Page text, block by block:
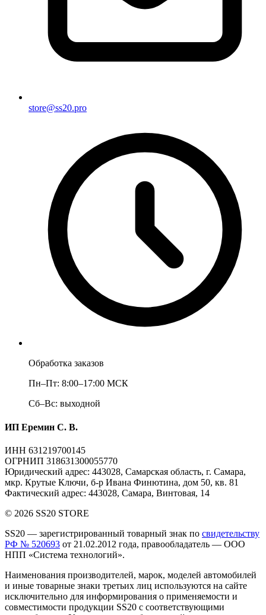
store@ss20.pro
Обработка заказов
Пн–Пт: 8:00–17:00 МСК
Сб–Вс: выходной
ИП Еремин С. В.
ИНН 631219700145
ОГРНИП 318631300055770
Юридический адрес: 443028, Самарская область, г. Самара,
мкр. Крутые Ключи, б-р Ивана Финютина, дом 50, кв. 81
Фактический адрес: 443028, Самара, Винтовая, 14
© 2026 SS20 STORE
SS20 — зарегистрированный товарный знак по свидетельству
РФ № 520693 от 21.02.2012 года, правообладатель — ООО
НПП «Система технологий».
Наименования производителей, марок, моделей автомобилей
и иные товарные знаки третьих лиц используются на сайте
исключительно для информирования о применяемости и
совместимости продукции SS20 с соответствующими